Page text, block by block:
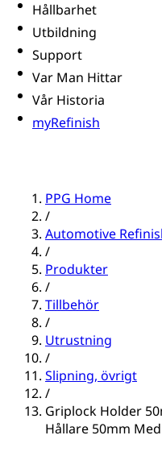
Hållbarhet
Utbildning
Support
Var Man Hittar
Vår Historia
myRefinish
PPG Home
/
Automotive
/
Produkter
/
Tillbehör
/
Utrustning
/
Slipning, övrigt
/
Griplock Holder
Hållare 50mm